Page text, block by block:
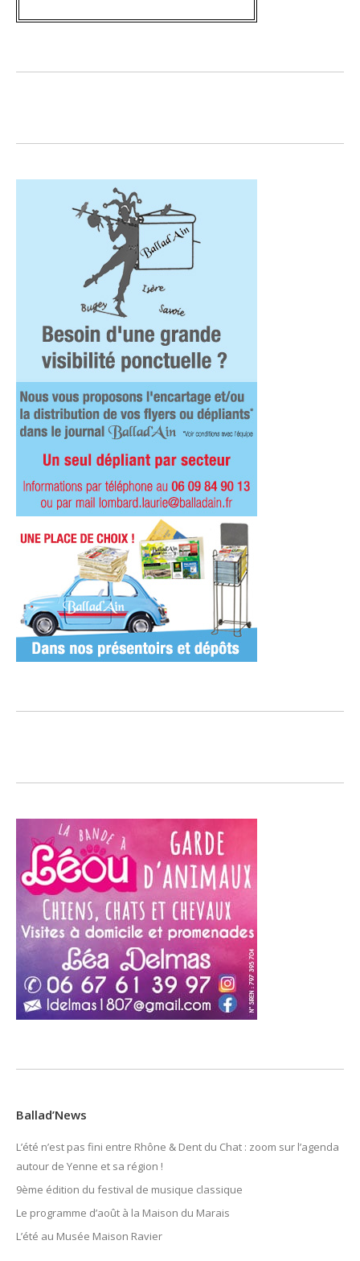
Ballad’News
L’été n’est pas fini entre Rhône & Dent du Chat : zoom sur l’agenda
autour de Yenne et sa région !
9ème édition du festival de musique classique
Le programme d’août à la Maison du Marais
L’été au Musée Maison Ravier